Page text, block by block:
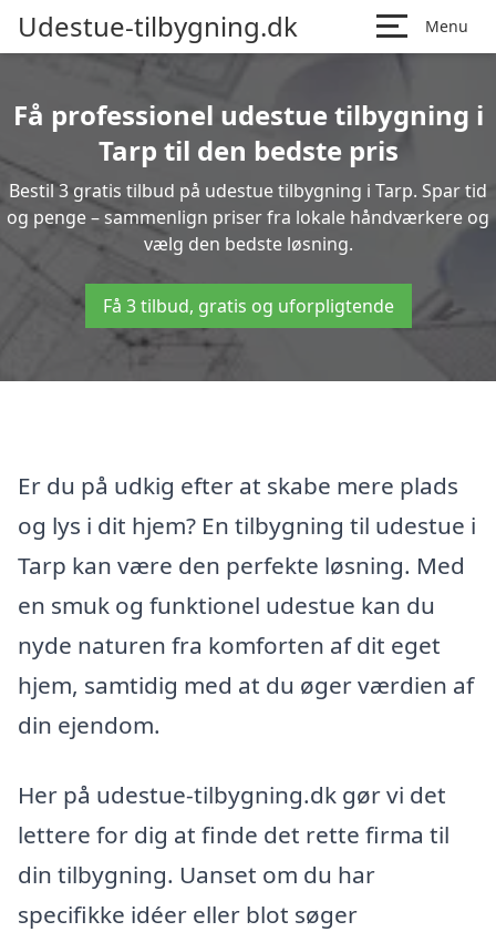
Udestue-tilbygning.dk Menu
Få professionel udestue tilbygning i
Tarp til den bedste pris
Bestil 3 gratis tilbud på udestue tilbygning i Tarp. Spar tid
og penge – sammenlign priser fra lokale håndværkere og
vælg den bedste løsning.
Få 3 tilbud, gratis og uforpligtende
Er du på udkig efter at skabe mere plads
og lys i dit hjem? En tilbygning til udestue i
Tarp kan være den perfekte løsning. Med
en smuk og funktionel udestue kan du
nyde naturen fra komforten af dit eget
hjem, samtidig med at du øger værdien af
din ejendom.
Her på udestue-tilbygning.dk gør vi det
lettere for dig at finde det rette firma til
din tilbygning. Uanset om du har
specifikke idéer eller blot søger